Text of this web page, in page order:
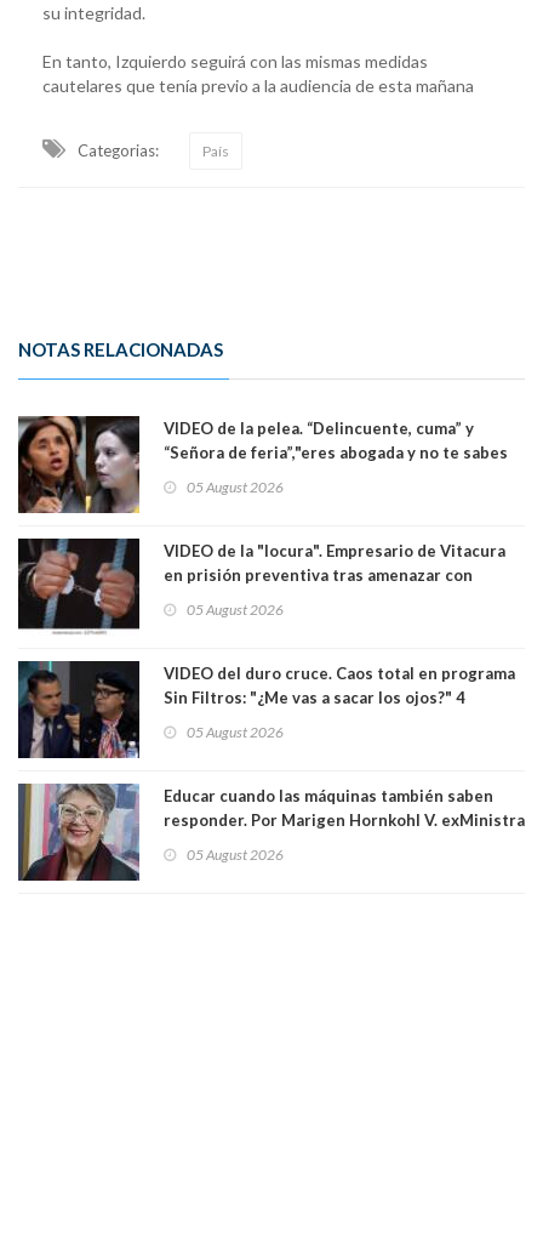
su integridad.
En tanto, Izquierdo seguirá con las mismas medidas
cautelares que tenía previo a la audiencia de esta mañana
Categorias: País
NOTAS RELACIONADAS
VIDEO de la pelea. “Delincuente, cuma” y
“Señora de feria”,"eres abogada y no te sabes
senadoras Camila Flores y Fabiola Campillai en
05 August 2026
VIDEO de la "locura". Empresario de Vitacura
en prisión preventiva tras amenazar con
Los persiguió en potente camioneta
05 August 2026
VIDEO del duro cruce. Caos total en programa
Sin Filtros: "¿Me vas a sacar los ojos?" 4
excarabinero que dejó ciego a Gustavo Gatica:
05 August 2026
Educar cuando las máquinas también saben
responder. Por Marigen Hornkohl V. exMinistra
05 August 2026